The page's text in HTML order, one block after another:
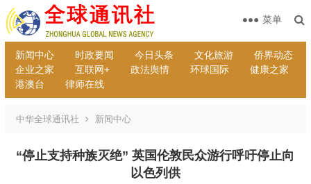
新闻中心 时政要闻 今日头条 文化旅游
侨界动态
企业之家
互联网+ 政法舆情 环球国际
健康之家
港澳台
律师在线
菜单
中华全球通讯社 新闻中心
“停止支持种族灭绝” 英国伦敦民众游行呼吁停止向
以色列供